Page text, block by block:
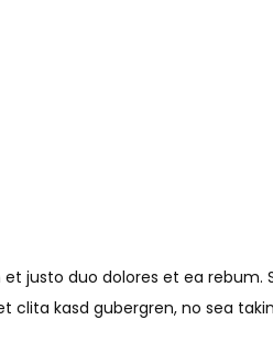
justo duo dolores et ea
clita kasd gubergren, no sea